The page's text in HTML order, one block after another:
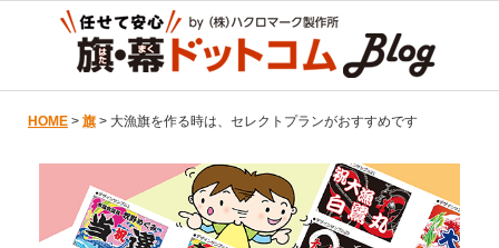
HOME > 旗 > 大漁旗を作る時は、セレクトプランがおすすめです